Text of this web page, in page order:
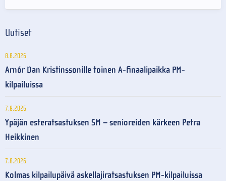
Uutiset
8.8.2026
Arnór Dan Kristinssonille toinen A-finaalipaikka PM-
kilpailuissa
7.8.2026
Ypäjän esteratsastuksen SM – senioreiden kärkeen Petra
Heikkinen
7.8.2026
Kolmas kilpailupäivä askellajiratsastuksen PM-kilpailuissa